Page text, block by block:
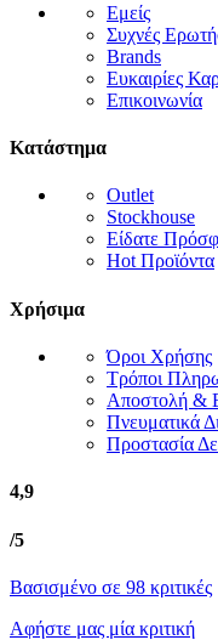
Εμείς
Συχνές
Brands
Ευκαιρίες
Επικοινωνία
Κατάστημα
Outlet
Stockhouse
Είδατε
Hot Προϊόντα
Χρήσιμα
Όροι Χρήσης
Τρόποι
Αποστολή &
Πνευματικά
Προστασία
4,9
/5
Βασισμένο σε 98 κριτικές
Αφήστε μας μία κριτική